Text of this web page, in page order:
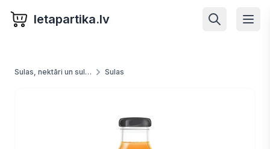
letapartika.lv
Sulas, nektāri un sulu dzērieni Sulas